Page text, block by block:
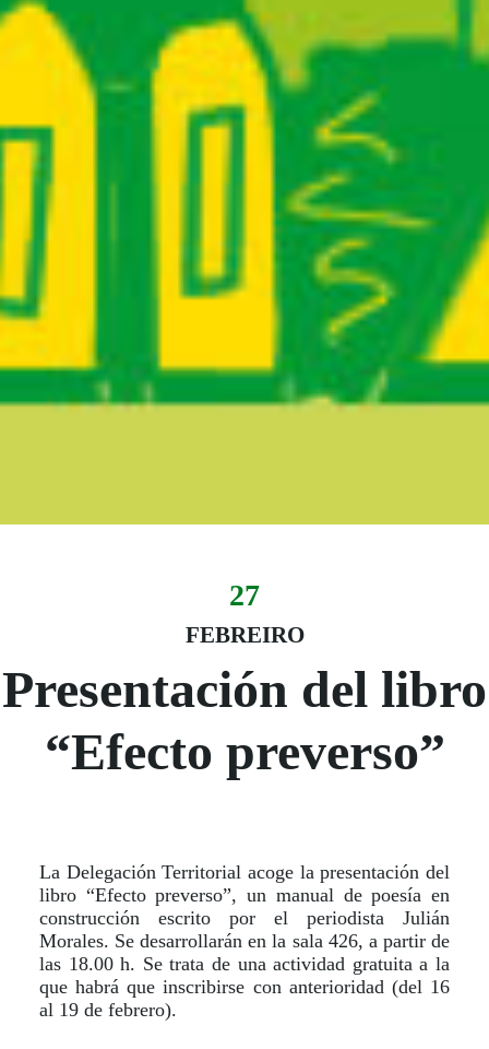
Fecha del evento
27
FEBREIRO
27 febreiro
Presentación del libro
“Efecto preverso”
La Delegación Territorial acoge la presentación del
libro “Efecto preverso”, un manual de poesía en
construcción escrito por el periodista Julián
Morales. Se desarrollarán en la sala 426, a partir de
las 18.00 h. Se trata de una actividad gratuita a la
que habrá que inscribirse con anterioridad (del 16
al 19 de febrero).